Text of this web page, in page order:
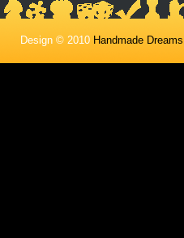
Design © 2010 Handmade Dreams